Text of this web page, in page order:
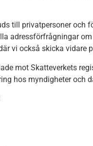
till privatpersoner och
adressförfrågningar
vi också skicka
mot Skatteverkets
hos myndigheter och